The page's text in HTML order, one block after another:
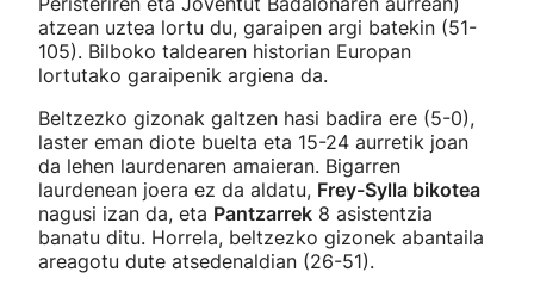
atzean uztea lortu du, garaipen argi batekin (51-
105). Bilboko taldearen historian Europan
lortutako garaipenik argiena da.
Beltzezko gizonak galtzen hasi badira ere (5-0),
laster eman diote buelta eta 15-24 aurretik joan
da lehen laurdenaren amaieran. Bigarren
laurdenean joera ez da aldatu, Frey-Sylla bikotea
nagusi izan da, eta Pantzarrek 8 asistentzia
banatu ditu. Horrela, beltzezko gizonek abantaila
areagotu dute atsedenaldian (26-51).